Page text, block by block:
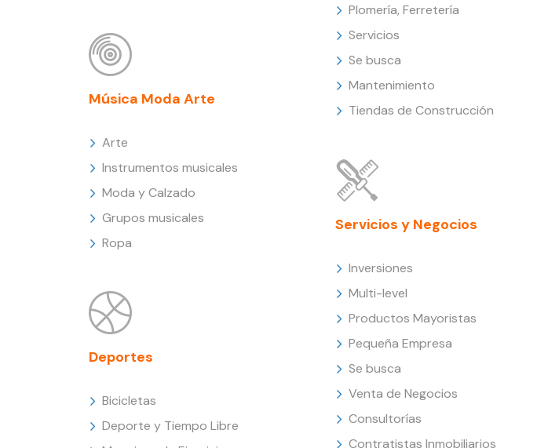
Música Moda Arte
Arte
Instrumentos musicales
Moda y Calzado
Grupos musicales
Ropa
Deportes
Bicicletas
Deporte y Tiempo Libre
Plomería, Ferretería
Servicios
Se busca
Mantenimiento
Tiendas de Construcción
Servicios y Negocios
Inversiones
Multi-level
Productos Mayoristas
Pequeña Empresa
Se busca
Venta de Negocios
Consultorías
Contratistas Inmobiliarios